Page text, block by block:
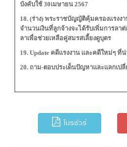
บังคับใช้ 30เมษายน 2567
18. (ร่าง) พระราชบัญญัติคุ้มครองแรงง
จำนวนเงินที่ลูกจ้างจะได้รับเพิ่มการลา
ลาเพื่อช่วยเหลือคู่สมรสเลี้ยงดูบุตร
19. Update คดีแรงงาน และคดีใหม่ๆ ที่
20. ถาม-ตอบประเด็นปัญหาและแลกเป
โบรชัวร์